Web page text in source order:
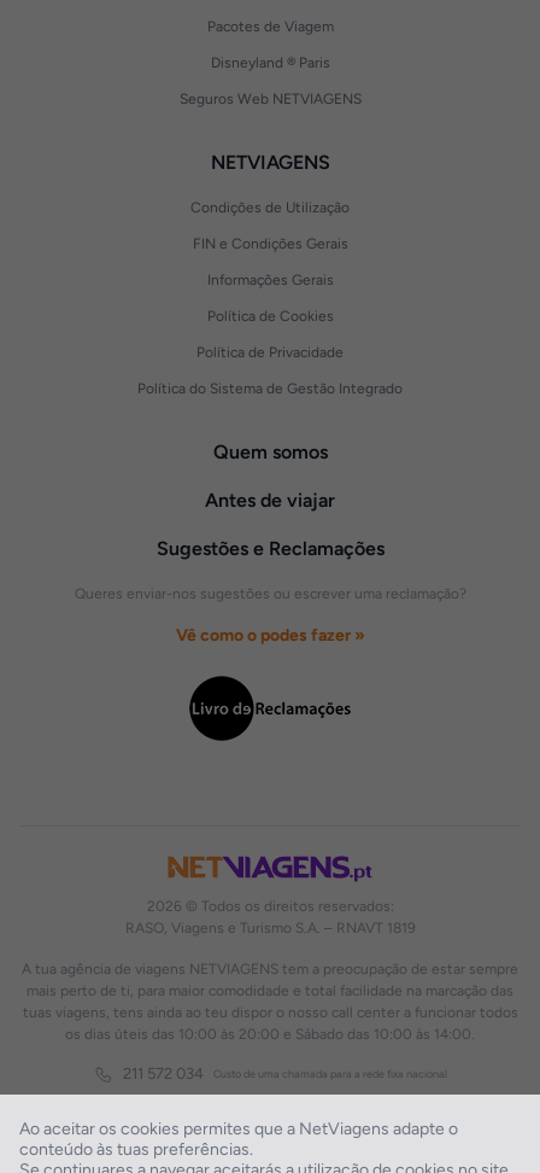
Ao aceitar os cookies permites que a NetViagens adapte o
conteúdo às tuas preferências.
2026 © Todos os direitos reservados:
RASO, Viagens e Turismo S.A. – RNAVT 1819
A tua agência de viagens NETVIAGENS tem a preocupação de estar sempre
mais perto de ti, para maior comodidade e total facilidade na marcação das
tuas viagens, tens ainda ao teu dispor o nosso call center a funcionar todos
os dias úteis das 10:00 às 20:00 e Sábado das 10:00 às 14:00.
211 572 034 Custo de uma chamada para a rede fixa nacional
Pacotes de Viagem
Disneyland ® Paris
Seguros Web NETVIAGENS
NETVIAGENS
Condições de Utilização
FIN e Condições Gerais
Informações Gerais
Política de Cookies
Política de Privacidade
Política do Sistema de Gestão Integrado
Quem somos
Antes de viajar
Sugestões e Reclamações
Queres enviar-nos sugestões ou escrever uma reclamação?
Vê como o podes fazer »